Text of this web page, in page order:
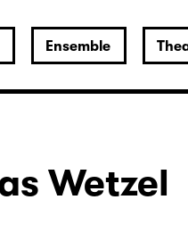
Ensemble
Wetzel